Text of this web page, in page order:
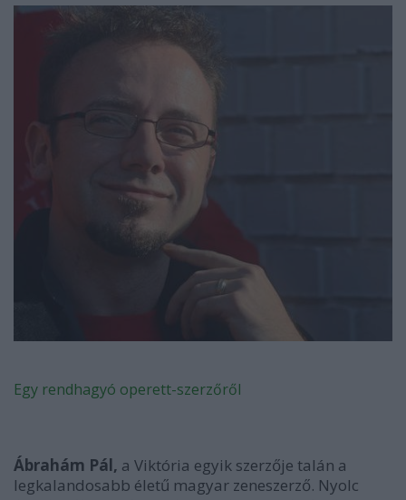
Egy rendhagyó operett-szerzőről
Ábrahám Pál, a Viktória egyik szerzője talán a
legkalandosabb életű magyar zeneszerző. Nyolc